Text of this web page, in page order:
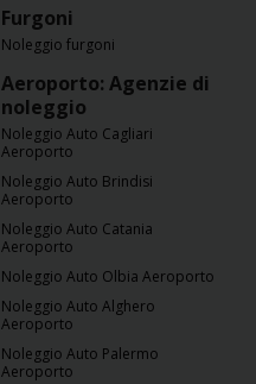
Furgoni
Noleggio furgoni
Aeroporto: Agenzie di
noleggio
Noleggio Auto Cagliari
Aeroporto
Noleggio Auto Brindisi
Aeroporto
Noleggio Auto Catania
Aeroporto
Noleggio Auto Olbia Aeroporto
Noleggio Auto Alghero
Aeroporto
Noleggio Auto Palermo
Aeroporto